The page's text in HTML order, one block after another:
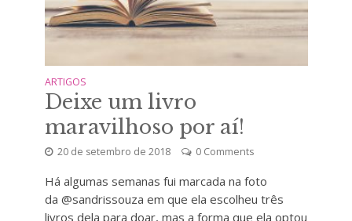
ARTIGOS
Deixe um livro
maravilhoso por aí!
20 de setembro de 2018 0 Comments
Há algumas semanas fui marcada na foto
da @sandrissouza em que ela escolheu três
livros dela para doar, mas a forma que ela optou